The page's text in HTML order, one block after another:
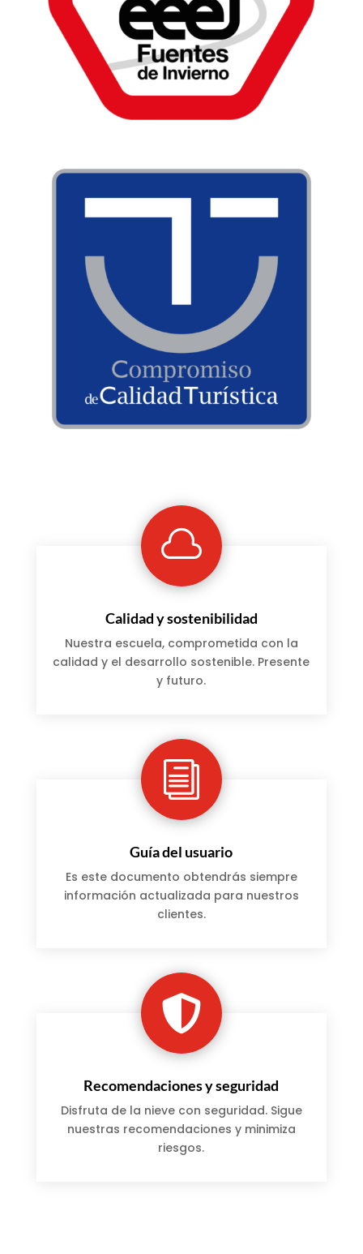

Calidad y sostenibilidad
Nuestra escuela, comprometida con la
calidad y el desarrollo sostenible. Presente
y futuro.
i
Guía del usuario
Es este documento obtendrás siempre
información actualizada para nuestros
clientes.

Recomendaciones y seguridad
Disfruta de la nieve con seguridad. Sigue
nuestras recomendaciones y minimiza
riesgos.